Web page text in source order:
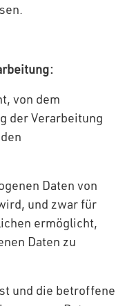
von dem
der Verarbeitung
Daten von
und zwar für
ermöglicht,
Daten zu
und die betroffene